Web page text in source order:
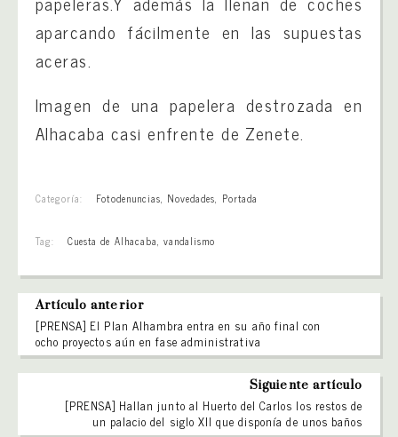
aparcando fácilmente en las supuestas
aceras.
Imagen de una papelera destrozada en
Alhacaba casi enfrente de Zenete.
Categoría: Fotodenuncias, Novedades, Portada
Tag: Cuesta de Alhacaba, vandalismo
Artículo anterior
[PRENSA] El Plan Alhambra entra en su año final con
ocho proyectos aún en fase administrativa
Siguiente artículo
[PRENSA] Hallan junto al Huerto del Carlos los restos de
un palacio del siglo XII que disponía de unos baños